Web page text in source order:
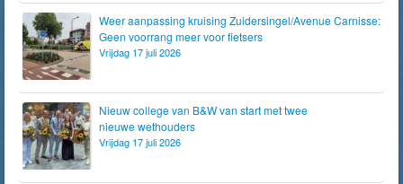
Weer aanpassing kruising Zuidersingel/Avenue Carnisse:
Geen voorrang meer voor fietsers
Vrijdag 17 juli 2026
Nieuw college van B&W van start met twee
nieuwe wethouders
Vrijdag 17 juli 2026